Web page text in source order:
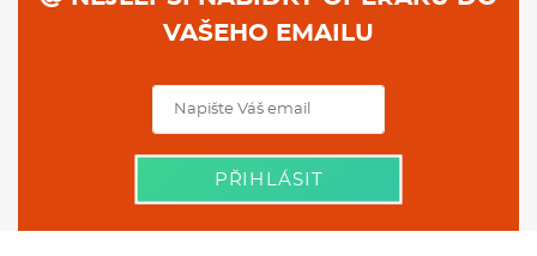
VAŠEHO EMAILU
PŘIHLÁSIT